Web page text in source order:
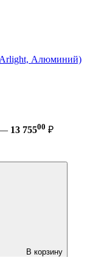
Алюминий)
— 13 75500 ₽
В корзину